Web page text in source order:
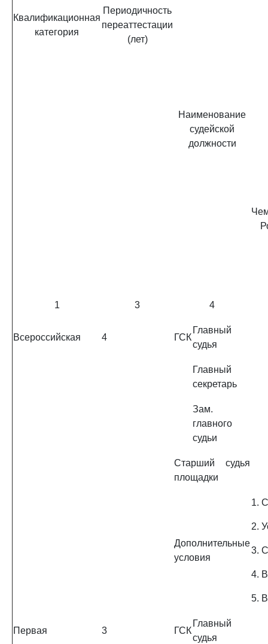
Квалификационная
категория
Периодичность
переаттестации
(лет)
Наименование
судейской
должности
1 3 4
Всероссийская 4 ГСК
Главный
судья
Главный
секретарь
Зам.
главного
судьи
Старший судья
площадки
Дополнительные
условия
1.
2.
3.
4.
5.
Первая 3 ГСК
Главный
судья